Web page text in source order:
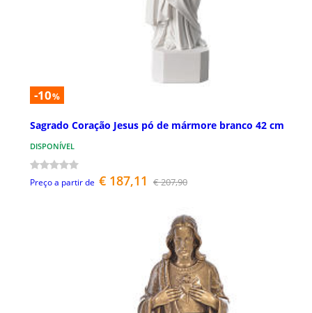
-10%
Sagrado Coração Jesus pó de mármore branco 42 cm
DISPONÍVEL
Preço a partir de € 187,11 € 207,90